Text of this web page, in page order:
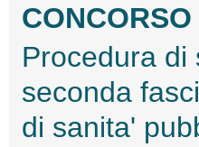
CONCORSO
Procedura di
seconda
di sanita'